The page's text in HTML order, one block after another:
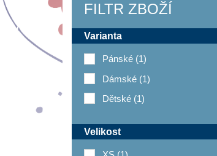
FILTR ZBOŽÍ
Varianta
Pánské (1)
Dámské (1)
Dětské (1)
Velikost